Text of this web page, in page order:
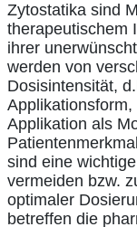
Zytostatika sind
therapeutischem
ihrer
werden von
Dosisintensität,
Applikation als
sind eine
vermeiden bzw.
optimaler
betreffen die